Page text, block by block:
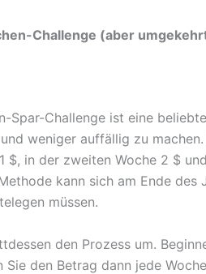
Challenge (aber
Spar-Challenge ist eine
weniger auffällig zu
$, in der zweiten Woche 2 $
kann sich am Ende
müssen.
den Prozess um.
Sie den Betrag dann jede